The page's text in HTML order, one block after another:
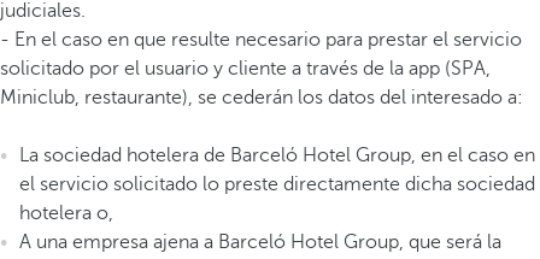
judiciales.
- En el caso en que resulte necesario para prestar el servicio
solicitado por el usuario y cliente a través de la app (SPA,
Miniclub, restaurante), se cederán los datos del interesado a:
La sociedad hotelera de Barceló Hotel Group, en el caso en
el servicio solicitado lo preste directamente dicha sociedad
hotelera o,
A una empresa ajena a Barceló Hotel Group, que será la